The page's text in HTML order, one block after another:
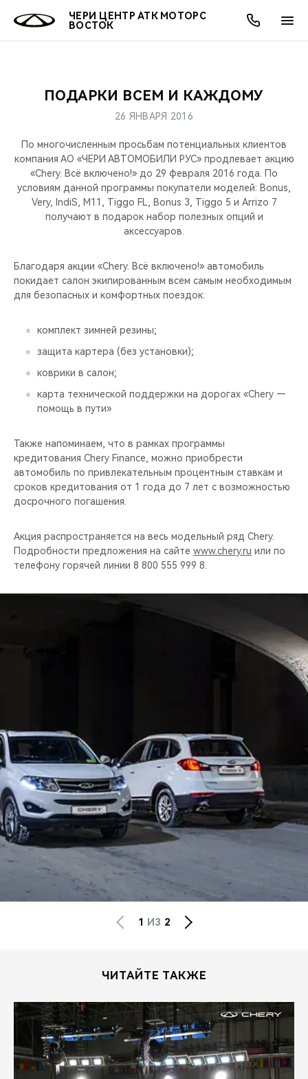
ЧЕРИ ЦЕНТР АТК МОТОРС
ВОСТОК
МОДЕЛИ
КРОССОВЕРЫ
СЕДАНЫ
НОВИНКИ
ПОКУПАТЕЛЯМ
КРЕДИТ И СТРАХОВАНИЕ
ВЛАДЕЛЬЦАМ
ЗАПЧАСТИ И АКСЕССУАРЫ
ПОДДЕРЖКА
МИР CHERY
О БРЕНДЕ
CHERY В СОЦСЕТЯХ
БЛАГОТВОРИТЕЛЬНОСТЬ
НАШИ МЕРОПРИЯТИЯ
ВИДЕООБЗОРЫ
CHERY ДЛЯ ДЕТЕЙ
АКЦИИ
ОНЛАЙН СЕРВИСЫ
КРЕДИТ
О КОМПАНИИ
МЫ В СОЦСЕТЯХ
ПОДАРКИ ВСЕМ И КАЖДОМУ
26 ЯНВАРЯ 2016
По многочисленным просьбам потенциальных клиентов
компания АО «ЧЕРИ АВТОМОБИЛИ РУС» продлевает акцию
«Chery. Всё включено!» до 29 февраля 2016 года. По
условиям данной программы покупатели моделей: Bonus,
Very, IndiS, M11, Tiggo FL, Bonus 3, Tiggo 5 и Arrizo 7
получают в подарок набор полезных опций и
аксессуаров.
Благодаря акции «Chery. Всё включено!» автомобиль
покидает салон экипированным всем самым необходимым
для безопасных и комфортных поездок:
комплект зимней резины;
защита картера (без установки);
коврики в салон;
карта технической поддержки на дорогах «Chery —
помощь в пути»
Также напоминаем, что в рамках программы
кредитования Chery Finance, можно приобрести
автомобиль по привлекательным процентным ставкам и
сроков кредитования от 1 года до 7 лет с возможностью
досрочного погашения.
Акция распространяется на весь модельный ряд Chery.
Подробности предложения на сайте www.chery.ru или по
телефону горячей линии 8 800 555 999 8.
1 ИЗ 2
ЧИТАЙТЕ ТАКЖЕ